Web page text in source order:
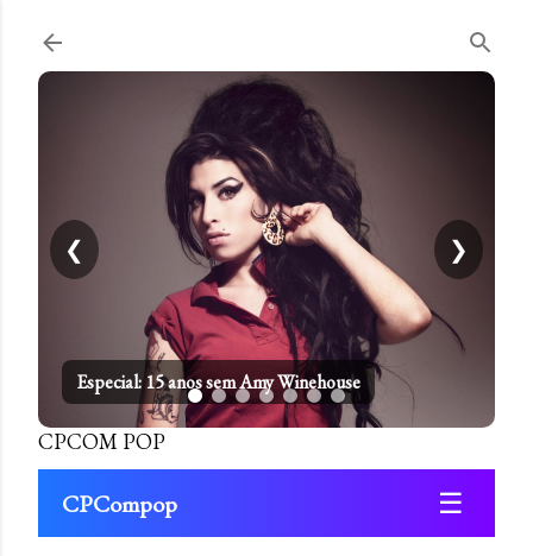
Especial: 15 anos sem Amy Winehouse
❮ ❯
CPCOM POP
CPCompop ☰